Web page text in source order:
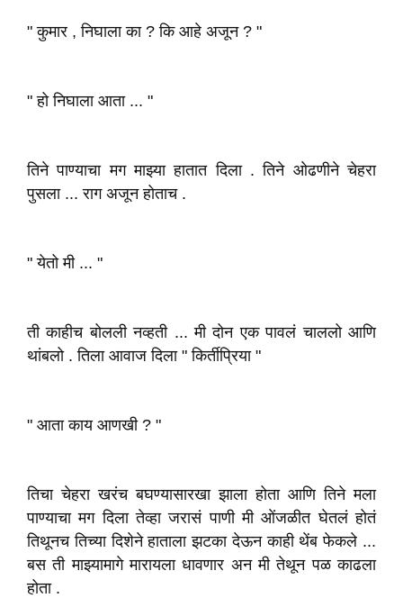
" कुमार , निघाला का ? कि आहे अजून ? "
" हो निघाला आता ... "
तिने पाण्याचा मग माझ्या हातात दिला . तिने ओढणीने चेहरा
पुसला ... राग अजून होताच .
" येतो मी ... "
ती काहीच बोलली नव्हती ... मी दोन एक पावलं चाललो आणि
थांबलो . तिला आवाज दिला " किर्तीप्रिया "
" आता काय आणखी ? "
तिचा चेहरा खरंच बघण्यासारखा झाला होता आणि तिने मला
पाण्याचा मग दिला तेव्हा जरासं पाणी मी ओंजळीत घेतलं होतं
तिथूनच तिच्या दिशेने हाताला झटका देऊन काही थेंब फेकले ...
बस ती माझ्यामागे मारायला धावणार अन मी तेथून पळ काढला
होता .